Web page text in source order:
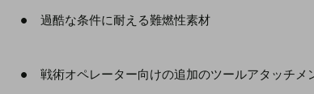
● 過酷な条件に耐える難燃性素材
● 戦術オペレーター向けの追加のツールアタッチメ